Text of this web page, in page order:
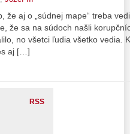
že aj o „súdnej mape“ treba
že sa na súdoch našli
no všetci ľudia všetko vedia.
aj […]
RSS